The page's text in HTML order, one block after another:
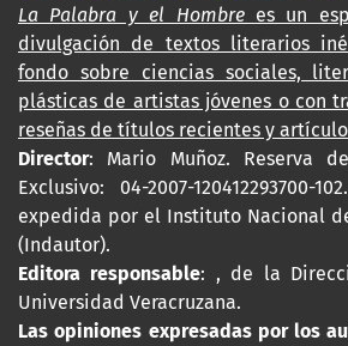
La Palabra y el Hombre es un
divulgación de textos literarios
fondo sobre ciencias sociales,
plásticas de artistas jóvenes o con
reseñas de títulos recientes y
Director: Mario Muñoz. Reserva
Exclusivo: 04-2007-120412293700-
expedida por el Instituto Nacional
(Indautor).
Editora responsable: , de la
Universidad Veracruzana.
Las opiniones expresadas por los